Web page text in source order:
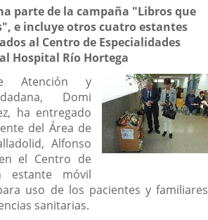
parte de la campaña "Libros que
e incluye otros cuatro estantes
al Centro de Especialidades
Hospital Río Hortega
Atención y
Domi
ha entregado
del Área de
Alfonso
el Centro de
estante móvil
uso de los pacientes y familiares
sanitarias.